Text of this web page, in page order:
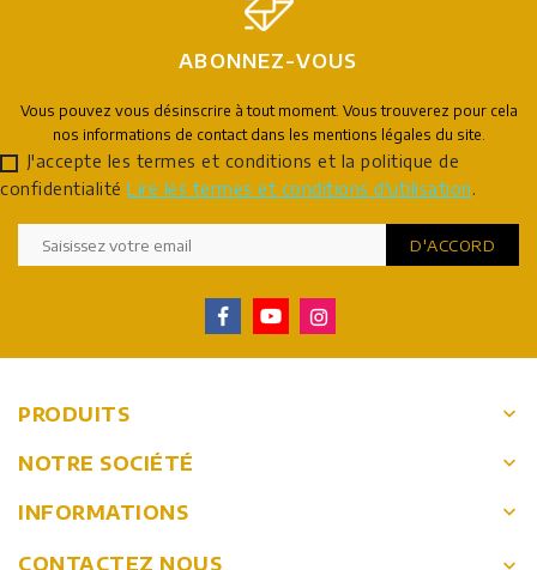
ABONNEZ-VOUS
Vous pouvez vous désinscrire à tout moment. Vous trouverez pour cela
nos informations de contact dans les mentions légales du site.
J'accepte les termes et conditions et la politique de
confidentialité Lire les termes et conditions d'utilisation.
PRODUITS keyboard_arrow_down
NOTRE SOCIÉTÉ keyboard_arrow_down
INFORMATIONS keyboard_arrow_down
CONTACTEZ NOUS